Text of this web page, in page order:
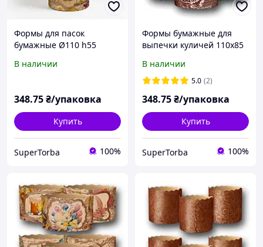
Формы для пасок
бумажные Ø110 h55
рисунком на 300 грамм,
штук
В наличии
348.75₴/упаковка
Купить
SuperTorba 100%
Формы бумажные для
выпечки куличей 110х85
граммов) 50 штук,
пасхальные формы для
В наличии
5.0 (2)
348.75₴/упаковка
Купить
SuperTorba 100%